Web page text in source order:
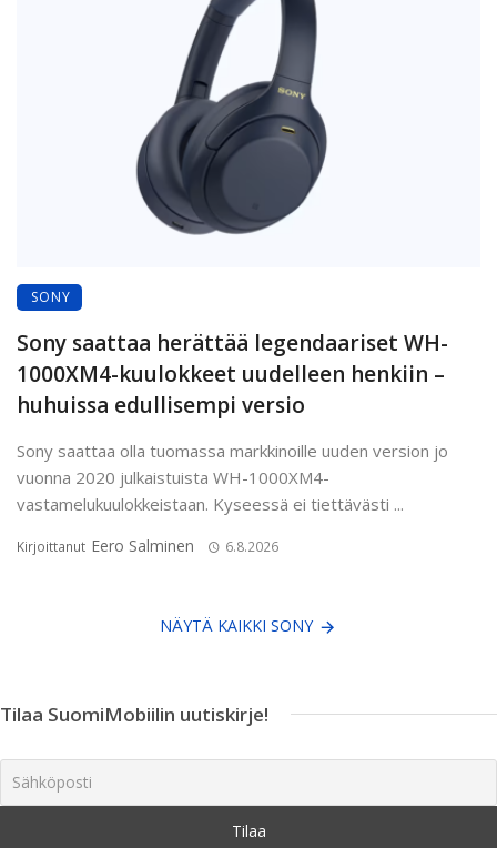
SONY
Sony saattaa herättää legendaariset WH-
1000XM4-kuulokkeet uudelleen henkiin –
huhuissa edullisempi versio
Sony saattaa olla tuomassa markkinoille uuden version jo
vuonna 2020 julkaistuista WH-1000XM4-
vastamelukuulokkeistaan. Kyseessä ei tiettävästi ...
Kirjoittanut Eero Salminen 6.8.2026
NÄYTÄ KAIKKI SONY
Tilaa SuomiMobiilin uutiskirje!